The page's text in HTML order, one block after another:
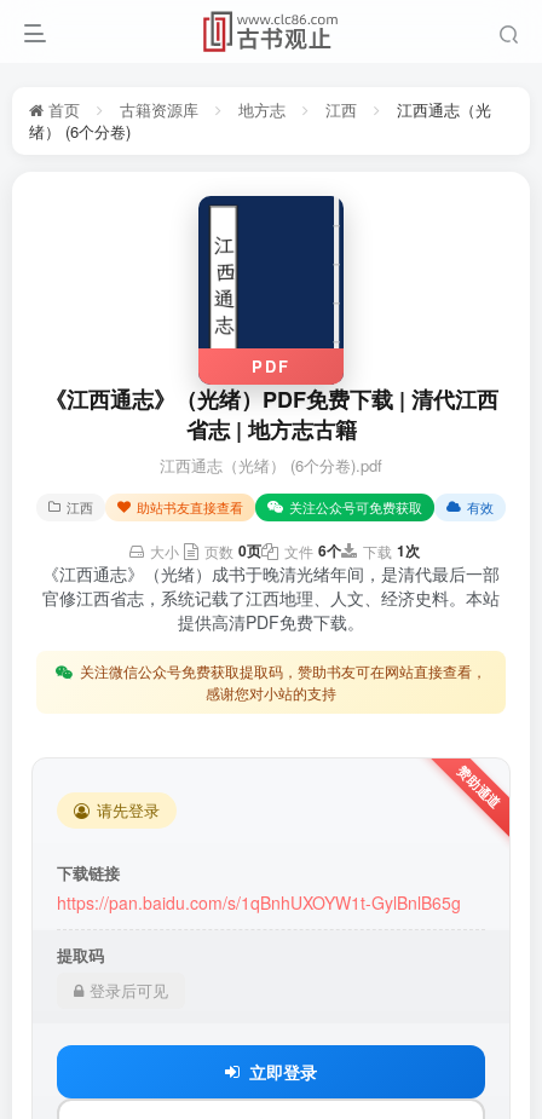
首页 古籍资源库 地方志 江西
江西通志（光
绪） (6个分卷)
PDF
《江西通志》（光绪）PDF免费下载 | 清代江西
省志 | 地方志古籍
江西通志（光绪） (6个分卷).pdf
江西 助站书友直接查看 关注公众号可免费获取 有效
大小 页数 0页 文件 6个 下载 1次
《江西通志》（光绪）成书于晚清光绪年间，是清代最后一部
官修江西省志，系统记载了江西地理、人文、经济史料。本站
提供高清PDF免费下载。
关注微信公众号免费获取提取码，赞助书友可在网站直接查看，
感谢您对小站的支持
请先登录
下载链接
https://pan.baidu.com/s/1qBnhUXOYW1t-GylBnlB65g
提取码
登录后可见
立即登录